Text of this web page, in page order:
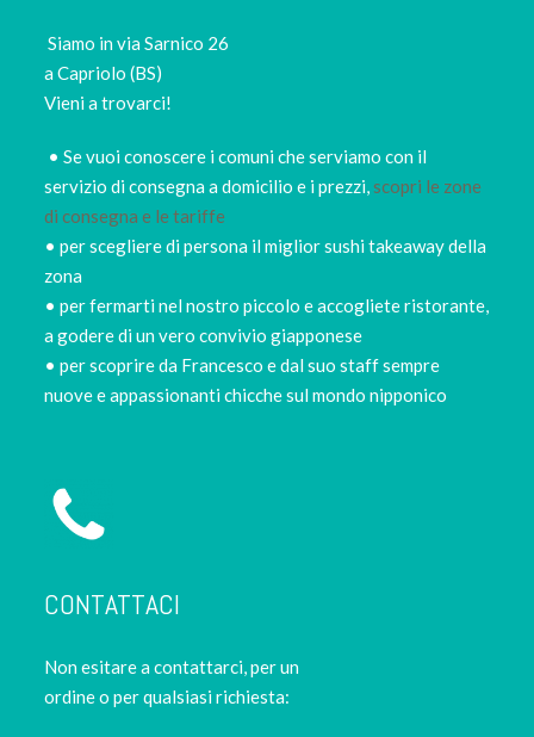
Siamo in via Sarnico 26
a Capriolo (BS)
Vieni a trovarci!
• Se vuoi conoscere i comuni che serviamo con il
servizio di consegna a domicilio e i prezzi,scopri le zone
di consegna e le tariffe
• per scegliere di persona il miglior sushi takeaway della
zona
• per fermarti nel nostro piccolo e accogliete ristorante,
a godere di un vero convivio giapponese
• per scoprire da Francesco e dal suo staff sempre
nuove e appassionanti chicche sul mondo nipponico
CONTATTACI
Non esitare a contattarci, per un
ordine o per qualsiasi richiesta: